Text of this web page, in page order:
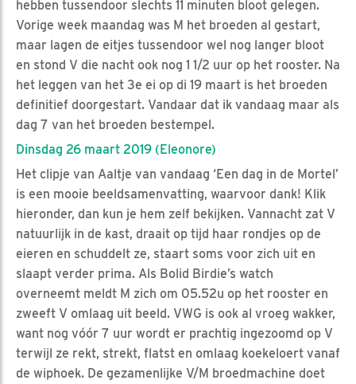
hebben tussendoor slechts 11 minuten bloot gelegen.
Vorige week maandag was M het broeden al gestart,
maar lagen de eitjes tussendoor wel nog langer bloot
en stond V die nacht ook nog 1 1/2 uur op het rooster. Na
het leggen van het 3e ei op di 19 maart is het broeden
definitief doorgestart. Vandaar dat ik vandaag maar als
dag 7 van het broeden bestempel.
Dinsdag 26 maart 2019 (Eleonore)
Het clipje van Aaltje van vandaag ‘Een dag in de Mortel’
is een mooie beeldsamenvatting, waarvoor dank! Klik
hieronder, dan kun je hem zelf bekijken. Vannacht zat V
natuurlijk in de kast, draait op tijd haar rondjes op de
eieren en schuddelt ze, staart soms voor zich uit en
slaapt verder prima. Als Bolid Birdie’s watch
overneemt meldt M zich om 05.52u op het rooster en
zweeft V omlaag uit beeld. VWG is ook al vroeg wakker,
want nog vóór 7 uur wordt er prachtig ingezoomd op V
terwijl ze rekt, strekt, flatst en omlaag koekeloert vanaf
de wiphoek. De gezamenlijke V/M broedmachine doet